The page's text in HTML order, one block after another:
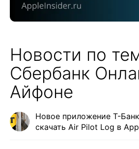
Новости по
Сбербанк
Айфоне
Новое приложение Т-
скачать Air Pilot Log в